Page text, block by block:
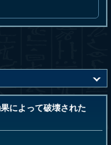
によって破壊された